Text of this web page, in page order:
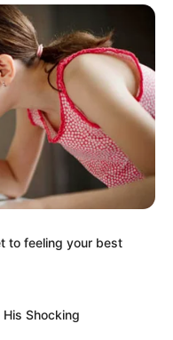
to feeling your best
Shocking